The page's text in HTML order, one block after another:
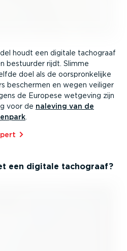
houdt een digitale tachograaf
bestuurder rijdt. Slimme
doel als de oorspron­ke­lijke
beschermen en wegen veiliger
de Europese wetgeving zijn
voor de naleving van de
.
een digitale tachograaf?